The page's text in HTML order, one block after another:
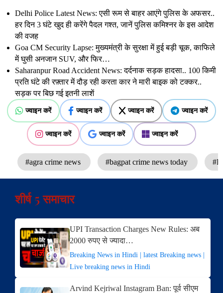
Delhi Police Latest News: एसी रूम से बाहर आएंगे पुलिस के अफसर..
हर दिन 3 घंटे खुद ही करेंगे पैदल गश्त, जानें पुलिस कमिश्नर के इस आदेश
की वजह
Goa CM Security Lapse: मुख्यमंत्री के सुरक्षा में हुई बड़ी चूक, काफिले
में घुसी अनजान SUV, और फिर…
Saharanpur Road Accident News: दर्दनाक सड़क हादसा.. 100 किमी
प्रति घंटे की रफ़्तार में दौड़ रही करता कार ने मारी बाइक को टक्कर..
सड़क पर बिछ गई इतनी लाशें
ज्वाइन करें ज्वाइन करें ज्वाइन करें ज्वाइन करें
ज्वाइन करें ज्वाइन करें ज्वाइन करें
#agra crime news #bagpat crime news today
शीर्ष 5 समाचार
UPI Transaction Charges New Rules: अब
2000 रुपए से ज्यादा…
Breaking News in Hindi | latest Breaking news |
Live breaking news in Hindi
Arvind Kejriwal Instagram Ban: पूर्व सीएम